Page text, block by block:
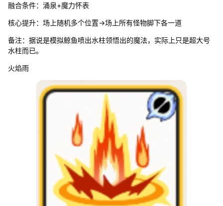
融合条件：涌泉+魔力怀表
核心提升：场上随机多个位置→场上所有怪物脚下各一道
备注：据说是模拟鲸鱼喷出水柱领悟出的魔法，实际上只是超大号
水柱而已。
火焰雨